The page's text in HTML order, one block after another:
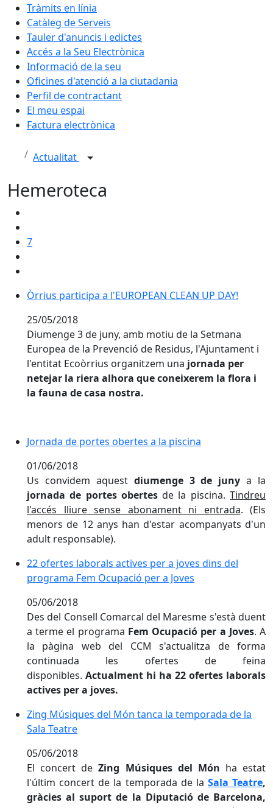
Tràmits en línia
Catàleg de Serveis
Tauler d'anuncis i edictes
Accés a la Seu Electrònica
Informació de la seu
Oficines d'atenció a la ciutadania
Perfil de contractant
El meu espai
Factura electrònica
Actualitat
Hemeroteca
7
Òrrius participa a l'EUROPEAN CLEAN UP DAY!
Òrrius participa a l'EUROPEAN CLEAN UP DAY!
25/05/2018
Diumenge 3 de juny, amb motiu de la Setmana
Europea de la Prevenció de Residus, l'Ajuntament i
l'entitat Ecoòrrius organitzem una jornada per
netejar la riera alhora que coneixerem la flora i
la fauna de casa nostra.
Jornada de portes obertes a la piscina
Jornada de portes obertes a la piscina
01/06/2018
Us convidem aquest diumenge 3 de juny a la
jornada de portes obertesde la piscina.Tindreu
l'accés lliure sense abonament ni entrada. (Els
menors de 12 anys han d'estar acompanyats d'un
adult responsable).
22 ofertes laborals actives per a joves dins del
22 ofertes laborals actives per a joves dins del
programa Fem Ocupació per a Joves
05/06/2018
Des del Consell Comarcal del Maresme s'està duent
a terme el programa Fem Ocupació per a Joves. A
la pàgina web del CCM s'actualitza de forma
continuada les ofertes de feina
disponibles. Actualment hi ha 22 ofertes laborals
actives per a joves.
Zing Músiques del Món tanca la temporada de la
Zing Músiques del Món tanca la temporada de la
Sala Teatre
05/06/2018
El concert deZing Músiques del Món ha estat
l'últim concert de la temporada de la Sala Teatre,
gràcies al suport de la Diputació de Barcelona,